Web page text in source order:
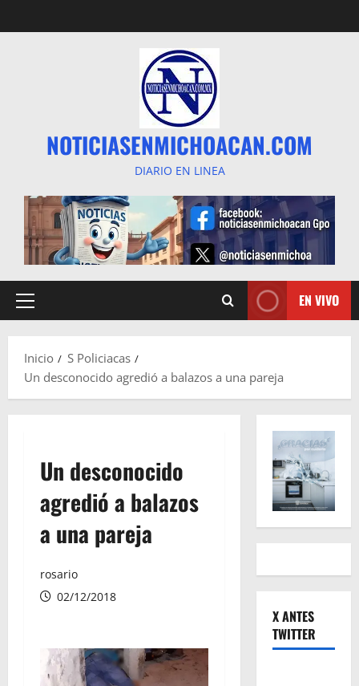
al
NOTICIASENMICHOACAN.COM
DIARIO EN LINEA
Menú
EN VIVO
Inicio
S Policiacas
Un desconocido agredió a balazos a una pareja
Un desconocido
agredió a balazos
a una pareja
rosario
02/12/2018
X ANTES
TWITTER